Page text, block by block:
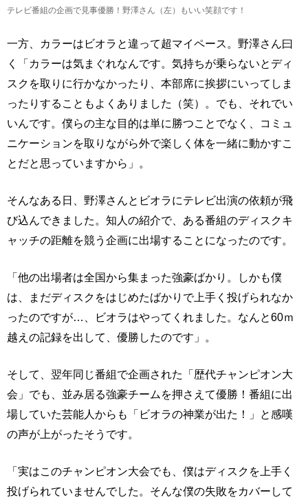
テレビ番組の企画で見事優勝！野澤さん（左）もいい笑顔です！
一方、カラーはビオラと違って超マイペース。野澤さん曰
く「カラーは気まぐれなんです。気持ちが乗らないとディ
スクを取りに行かなかったり、本部席に挨拶にいってしま
ったりすることもよくありました（笑）。でも、それでい
いんです。僕らの主な目的は単に勝つことでなく、コミュ
ニケーションを取りながら外で楽しく体を一緒に動かすこ
とだと思っていますから」。
そんなある日、野澤さんとビオラにテレビ出演の依頼が飛
び込んできました。知人の紹介で、ある番組のディスクキ
ャッチの距離を競う企画に出場することになったのです。
「他の出場者は全国から集まった強豪ばかり。しかも僕
は、まだディスクをはじめたばかりで上手く投げられなか
ったのですが…、ビオラはやってくれました。なんと60ｍ
越えの記録を出して、優勝したのです」。
そして、翌年同じ番組で企画された「歴代チャンピオン大
会」でも、並み居る強豪チームを押さえて優勝！番組に出
場していた芸能人からも「ビオラの神業が出た！」と感嘆
の声が上がったそうです。
「実はこのチャンピオン大会でも、僕はディスクを上手く
投げられていませんでした。そんな僕の失敗をカバーして